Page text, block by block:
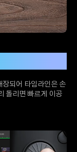
장되어 타임라인은 손
돌리면 빠르게 이공